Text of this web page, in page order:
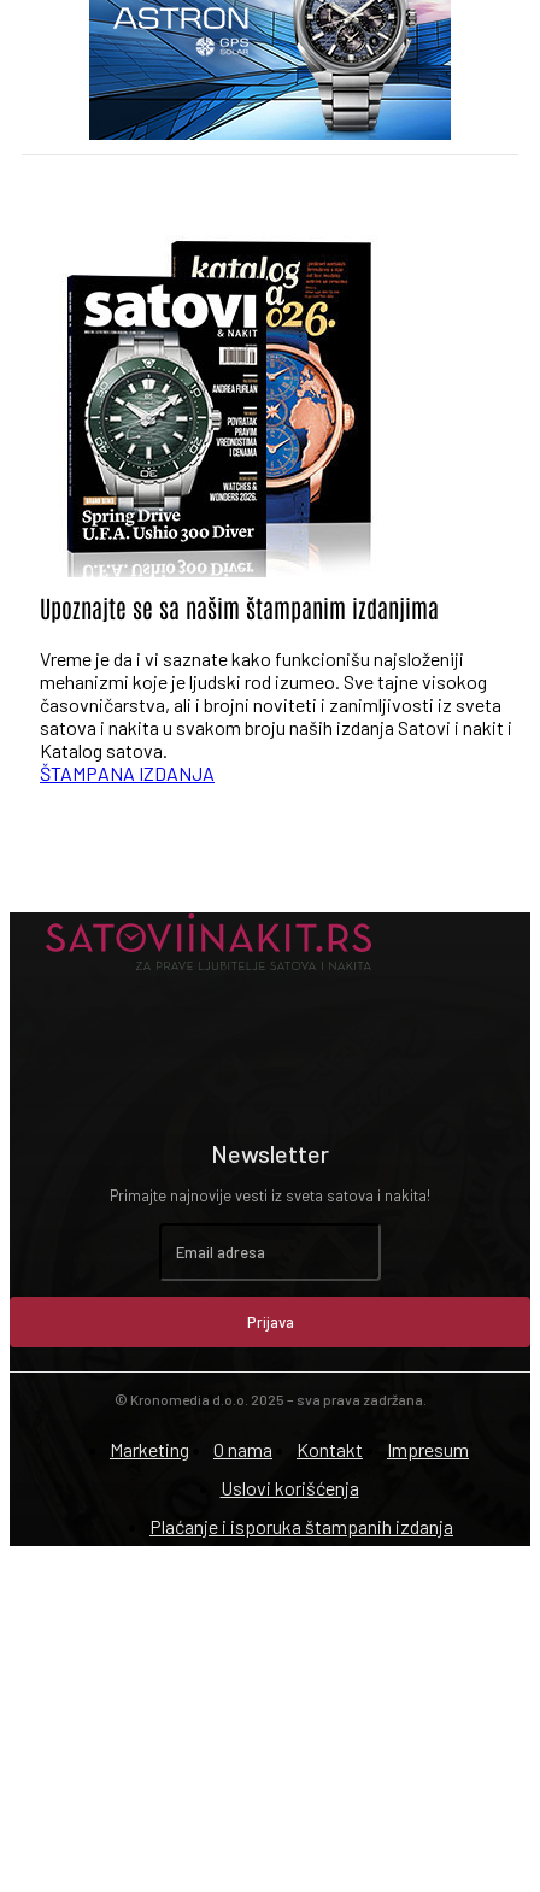
Upoznajte se sa našim štampanim izdanjima
Vreme je da i vi saznate kako funkcionišu najsloženiji
mehanizmi koje je ljudski rod izumeo. Sve tajne visokog
časovničarstva, ali i brojni noviteti i zanimljivosti iz sveta
satova i nakita u svakom broju naših izdanja Satovi i nakit i
Katalog satova.
ŠTAMPANA IZDANJA
Newsletter
Primajte najnovije vesti iz sveta satova i nakita!
Prijava
© Kronomedia d.o.o. 2025 – sva prava zadržana.
Marketing O nama Kontakt
Impresum
Uslovi korišćenja
Plaćanje i isporuka štampanih izdanja